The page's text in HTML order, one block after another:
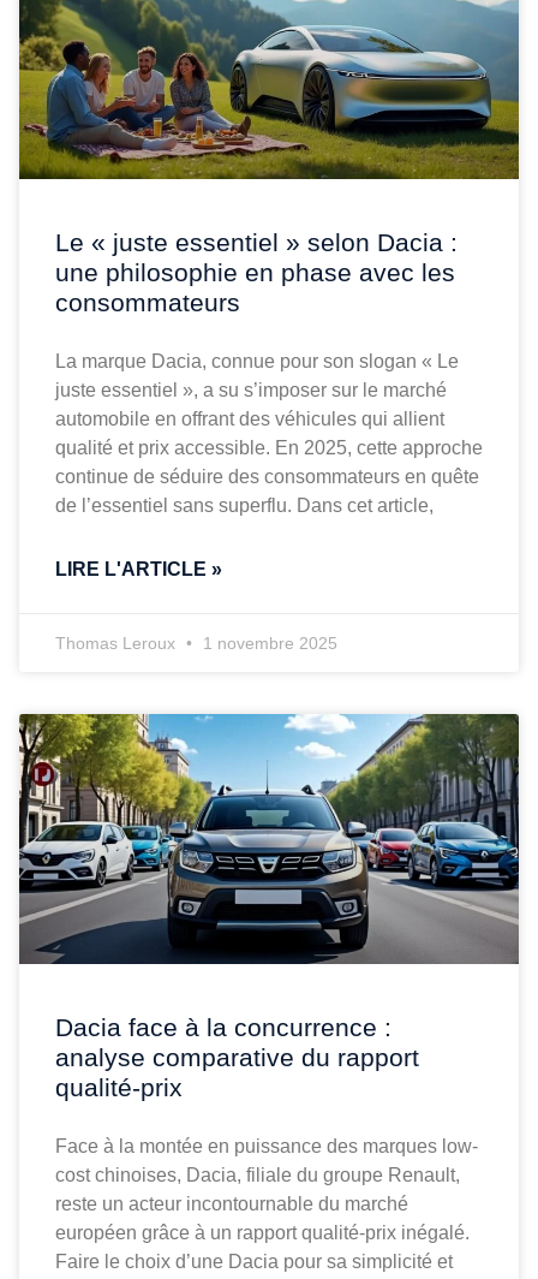
Le « juste essentiel » selon Dacia :
une philosophie en phase avec les
consommateurs
La marque Dacia, connue pour son slogan « Le
juste essentiel », a su s’imposer sur le marché
automobile en offrant des véhicules qui allient
qualité et prix accessible. En 2025, cette approche
continue de séduire des consommateurs en quête
de l’essentiel sans superflu. Dans cet article,
LIRE L'ARTICLE »
Thomas Leroux 1 novembre 2025
Dacia face à la concurrence :
analyse comparative du rapport
qualité-prix
Face à la montée en puissance des marques low-
cost chinoises, Dacia, filiale du groupe Renault,
reste un acteur incontournable du marché
européen grâce à un rapport qualité-prix inégalé.
Faire le choix d’une Dacia pour sa simplicité et